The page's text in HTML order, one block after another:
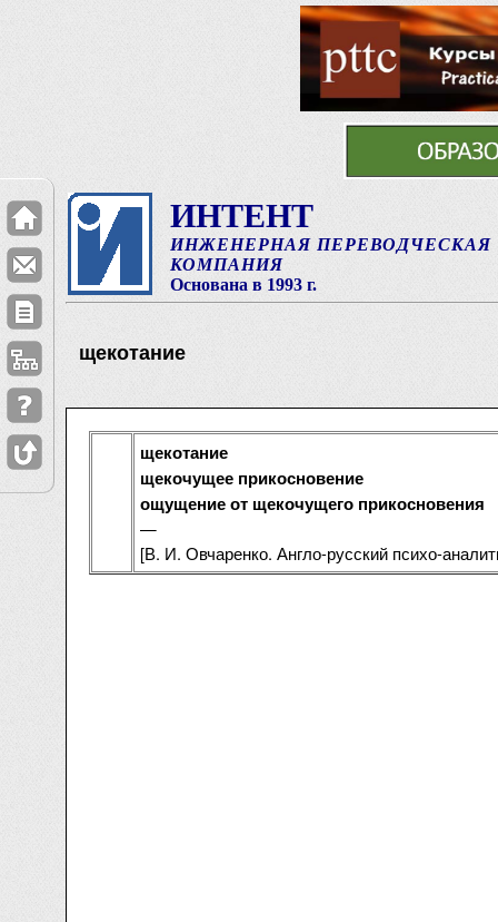
ИНТЕНТ
ИНЖЕНЕРНАЯ ПЕРЕВОДЧЕСКАЯ
КОМПАНИЯ
Основана в 1993 г.
щекотание
щекотание
щекочущее прикосновение
ощущение от щекочущего прикосновения
—
[В. И. Овчаренко. Англо-русский психо-